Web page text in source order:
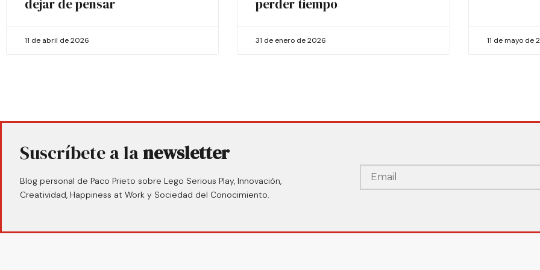
dejar de pensar
11 de abril de 2026
perder tiempo
31 de enero de 2026 11 de mayo de
Suscríbete a lanewsletter
Blog personal de Paco Prieto sobre Lego Serious Play, Innovación,
Creatividad, Happiness at Work y Sociedad del Conocimiento.